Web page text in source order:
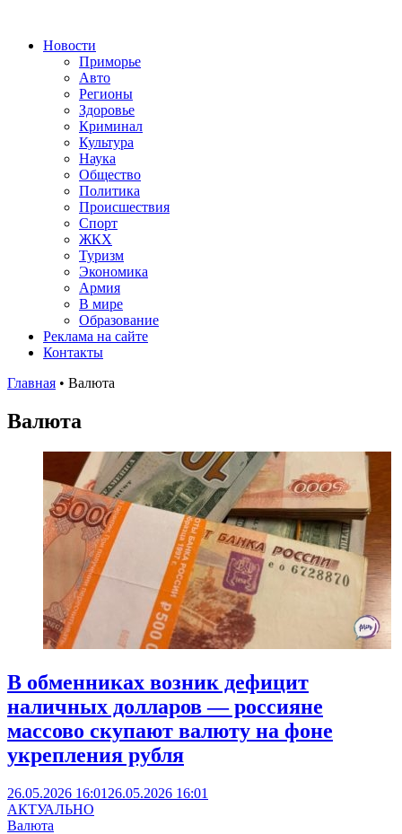
Новости
Приморье
Авто
Регионы
Здоровье
Криминал
Культура
Наука
Общество
Политика
Происшествия
Спорт
ЖКХ
Туризм
Экономика
Армия
В мире
Образование
Реклама на сайте
Контакты
Главная • Валюта
Валюта
В обменниках возник дефицит
наличных долларов — россияне
массово скупают валюту на фоне
укрепления рубля
26.05.2026 16:01 26.05.2026 16:01
АКТУАЛЬНО
Валюта